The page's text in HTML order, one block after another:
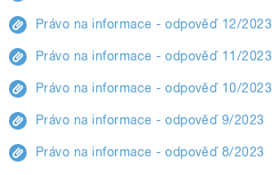
Právo na informace - odpověď 12/2023
Právo na informace - odpověď 11/2023
Právo na informace - odpověď 10/2023
Právo na informace - odpověď 9/2023
Právo na informace - odpověď 8/2023